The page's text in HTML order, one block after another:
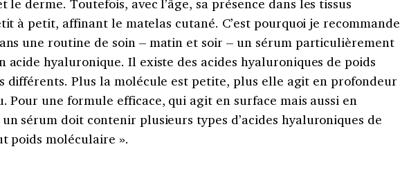
le derme. Toutefois, avec l’âge, sa présence dans les tissus
à petit, affinant le matelas cutané. C’est pourquoi je recommande
une routine de soin – matin et soir – un sérum particulièrement
acide hyaluronique. Il existe des acides hyaluroniques de poids
différents. Plus la molécule est petite, plus elle agit en profondeur
Pour une formule efficace, qui agit en surface mais aussi en
sérum doit contenir plusieurs types d’acides hyaluroniques de
poids moléculaire ».